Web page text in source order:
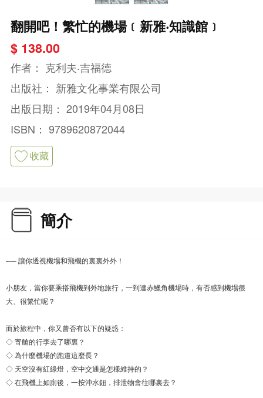
翻開吧！繁忙的機場﹝新雅‧知識館﹞
$ 138.00
作者： 克利夫‧吉福德
出版社： 新雅文化事業有限公司
出版日期： 2019年04月08日
ISBN： 9789620872044
收藏
簡介
── 讓你透視機場和飛機的裏裏外外！
小朋友，當你要乘搭飛機到外地旅行，一到達赤鱲角機場時，有否感到機場很
大、很繁忙呢？
而於旅程中，你又曾否有以下的疑惑：
◇ 寄艙的行李去了哪裏？
◇ 為什麼機場的跑道這麼長？
◇ 天空沒有紅綠燈，空中交通是怎樣維持的？
◇ 在飛機上如廁後，一按沖水鈕，排泄物會往哪裏去？